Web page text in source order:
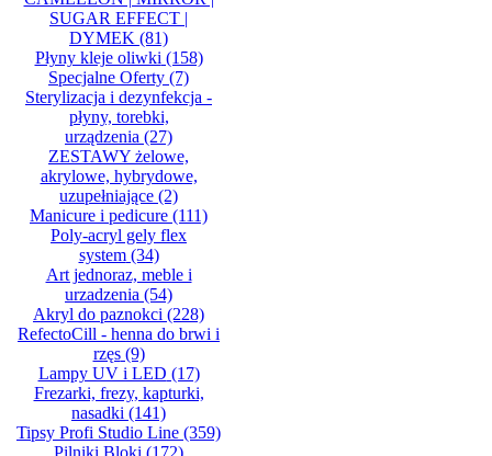
SUGAR EFFECT |
DYMEK (81)
Płyny kleje oliwki (158)
Specjalne Oferty (7)
Sterylizacja i dezynfekcja -
płyny, torebki,
urządzenia (27)
ZESTAWY żelowe,
akrylowe, hybrydowe,
uzupełniające (2)
Manicure i pedicure (111)
Poly-acryl gely flex
system(34)
Art jednoraz, meble i
urzadzenia (54)
Akryl do paznokci (228)
RefectoCill - henna do brwi i
rzęs(9)
Lampy UV i LED (17)
Frezarki, frezy, kapturki,
nasadki (141)
Tipsy Profi Studio Line (359)
Pilniki Bloki (172)